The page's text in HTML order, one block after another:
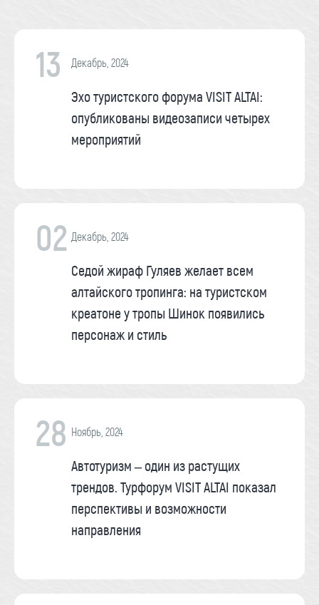
13 Декабрь, 2024
Эхо туристского форума VISIT ALTAI:
опубликованы видеозаписи четырех
мероприятий
02 Декабрь, 2024
Седой жираф Гуляев желает всем
алтайского тропинга: на туристском
креатоне у тропы Шинок появились
персонаж и стиль
28 Ноябрь, 2024
Автотуризм – один из растущих
трендов. Турфорум VISIT ALTAI показал
перспективы и возможности
направления